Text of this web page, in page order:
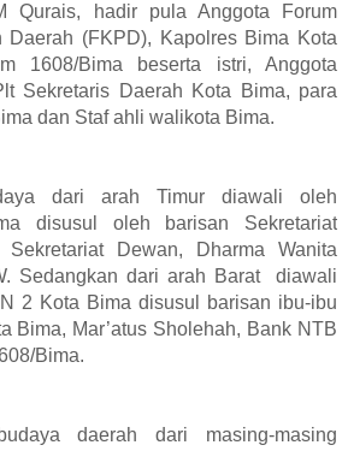
Qurais, hadir pula Anggota Forum
Daerah (FKPD), Kapolres Bima Kota
1608/Bima beserta istri, Anggota
Sekretaris Daerah Kota Bima, para
dan Staf ahli walikota Bima.
dari arah Timur diawali oleh
disusul oleh barisan Sekretariat
Dewan, Dharma Wanita
Sedangkan dari arah Barat
diawali
2 Kota Bima disusul barisan ibu-ibu
Bima, Mar’atus Sholehah, Bank NTB
Bima.
daerah dari masing-masing